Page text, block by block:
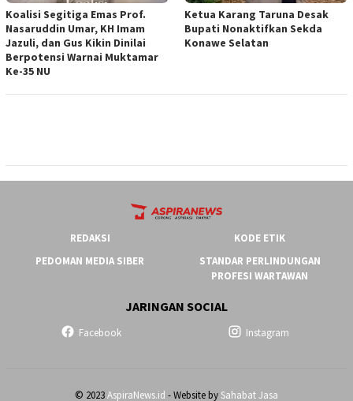
Koalisi Segitiga Emas Prof.
Nasaruddin Umar, KH Imam
Jazuli, dan Gus Kikin Dinilai
Berpotensi Warnai Muktamar
Ke-35 NU
Ketua ‎Karang Taruna Desak
Bupati Nonaktifkan Sekda
Konawe Selatan
REDAKSI
KODE ETIK
PEDOMAN MEDIA SIBER
STANDAR PERLINDUNGAN
PROFESI WARTAWAN
JARINGAN SOCIAL
Facebook Instagram
© 2023AspiraNews.id - Website by Sahabat Jasa